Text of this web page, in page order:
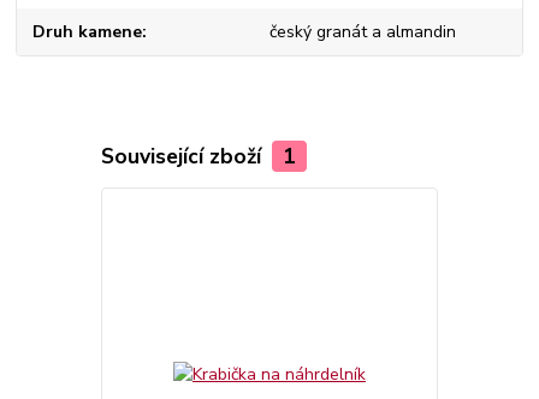
Druh kamene český granát a almandin
Související zboží 1